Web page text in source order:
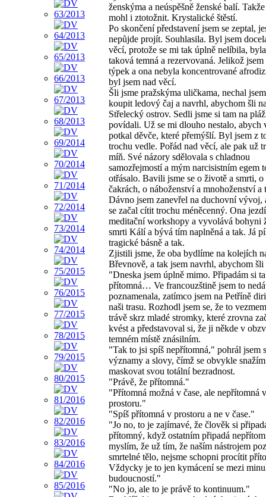
ženskýma a neúspěšně ženské balí.
mohl i ztotožnit. Krystalické štěstí.
Po skončení představení jsem se zeptal,
nepůjde projít. Souhlasila. Byl jsem
věcí, protože se mi tak úplně nelíbila,
taková temná a rezervovaná. Jelikož
týpek a ona nebyla koncentrované
byl jsem nad věcí.
Šli jsme pražskýma uličkama, nechal
koupit ledový čaj a navrhl, abychom šli
Střelecký ostrov. Sedli jsme si tam na
povídali. Už se mi dlouho nestalo, abych
potkal děvče, které přemýšlí. Byl jsem z
trochu vedle. Pořád nad věcí, ale pak už
míň. Své názory sdělovala s chladnou
samozřejmostí a mým narcisistním egem
otřásalo. Bavili jsme se o životě a smrti, o
čakrách, o náboženství a mnohoženství a
Dávno jsem zanevřel na duchovní vývoj,
se začal cítit trochu méněcenný. Ona
meditační workshopy a vyvolává bohyni
smrti Kálí a bývá tím naplněná a tak. Já
tragické básně a tak.
Zjistili jsme, že oba bydlíme na kolejích
Břevnově, a tak jsem navrhl, abychom šli
"Dneska jsem úplně mimo. Připadám si
přítomná… Ve francouzštině jsem to
poznamenala, zatímco jsem na Petříně
naši trasu. Rozhodl jsem se, že to
trávě skrz mladé stromky, které zrovna
kvést a představoval si, že ji někde v
temném místě znásilním.
"Tak to jsi spíš nepřítomná," pohrál jsem
významy a slovy, čímž se obvykle snažím
maskovat svou totální bezradnost.
"Právě, že přítomná."
"Přítomná možná v čase, ale nepřítomná v
prostoru."
"Spíš přítomná v prostoru a ne v čase."
"Jo no, to je zajímavé, že člověk si
přítomný, když ostatním připadá
myslím, že už tím, že naším nástrojem
smrtelné tělo, nejsme schopni procítit
Vždycky je to jen kymácení se mezi
budoucností."
"No jo, ale to je právě to kontinuum."